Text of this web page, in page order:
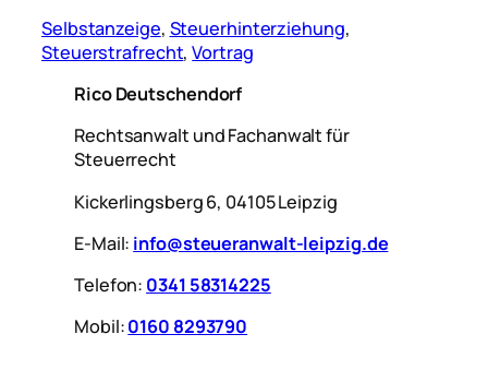
Selbstanzeige, Steuerhinterziehung
Steuerstrafrecht, Vortrag
Rico Deutschendorf
Rechtsanwalt und Fachanwalt für
Steuerrecht
Kickerlingsberg 6, 04105 Leipzig
E-Mail: info@steueranwalt-leipzig.de
Telefon: 0341 58314225
Mobil:0160 8293790